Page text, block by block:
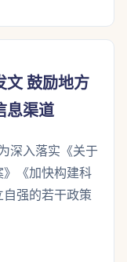
文 鼓励地方
息渠道
深入落实《关于
》《加快构建科
强的若干政策